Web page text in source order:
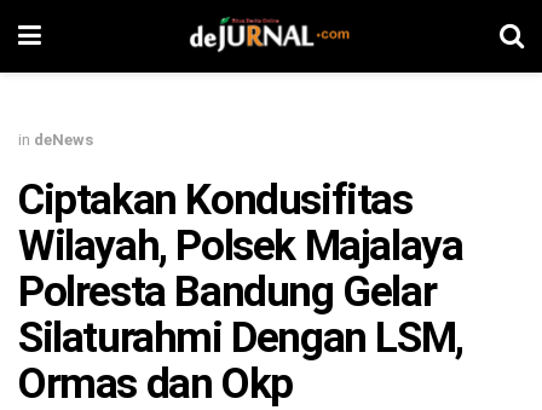
in deNews
Ciptakan Kondusifitas
Wilayah, Polsek Majalaya
Polresta Bandung Gelar
Silaturahmi Dengan LSM,
Ormas dan Okp